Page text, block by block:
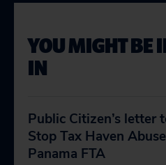
YOU MIGHT BE
IN
Public Citizen’s letter
Stop Tax Haven
Panama FTA